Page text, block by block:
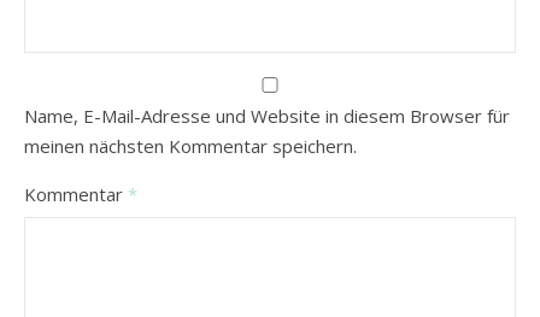
Name, E-Mail-Adresse und Website in diesem Browser für
meinen nächsten Kommentar speichern.
Kommentar *